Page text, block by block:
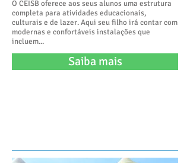
O CEISBoferece aos seus alunos uma estrutura
completa para atividades educacionais,
culturais e de lazer. Aqui seu filho irá contar com
modernas e confortáveis instalações que
incluem...
Saiba mais